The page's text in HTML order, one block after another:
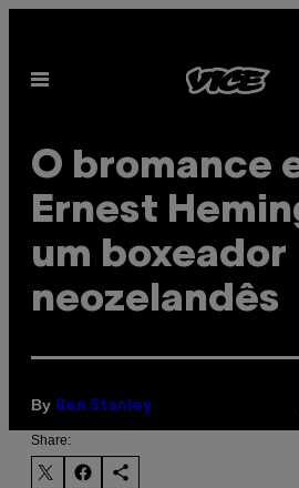
content
Open
O bromance
Ernest
um boxeador
neozelandês
By Ben Stanley
Share: